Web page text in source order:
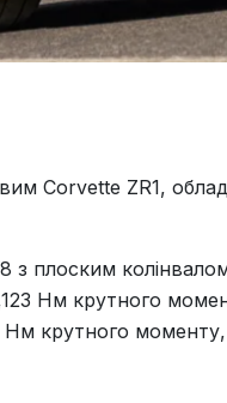
Corvette ZR1,
з плоским
Нм крутного
Нм крутного